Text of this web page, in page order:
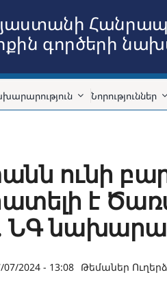
գործերի
Նորություններ
ունի
է
ՆԳ
2024 - 13:08 Թեմաներ Ուղերձ